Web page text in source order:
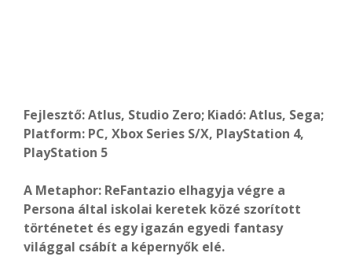
Fejlesztő: Atlus, Studio Zero; Kiadó: Atlus, Sega;
Platform: PC, Xbox Series S/X, PlayStation 4,
PlayStation 5
A Metaphor: ReFantazio elhagyja végre a
Persona által iskolai keretek közé szorított
történetet és egy igazán egyedi fantasy
világgal csábít a képernyők elé.